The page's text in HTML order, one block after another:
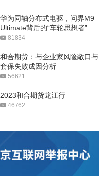
华为同轴分布式电驱，问界M9
Ultimate背后的“车轮思想者”
81834
和合期货：与企业家风险敞口与
套保失败成因分析
56621
2023和合期货龙江行
46762